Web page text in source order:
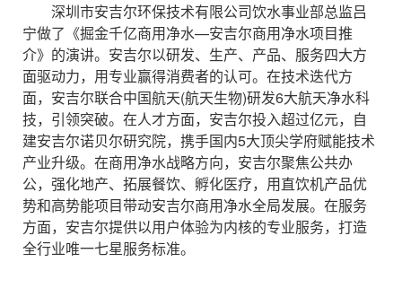
深圳市安吉尔环保技术有限公司饮水事业部总监吕
宁做了《掘金千亿商用净水—安吉尔商用净水项目推
介》的演讲。安吉尔以研发、生产、产品、服务四大方
面驱动力，用专业赢得消费者的认可。在技术迭代方
面，安吉尔联合中国航天(航天生物)研发6大航天净水科
技，引领突破。在人才方面，安吉尔投入超过亿元，自
建安吉尔诺贝尔研究院，携手国内5大顶尖学府赋能技术
产业升级。在商用净水战略方向，安吉尔聚焦公共办
公，强化地产、拓展餐饮、孵化医疗，用直饮机产品优
势和高势能项目带动安吉尔商用净水全局发展。在服务
方面，安吉尔提供以用户体验为内核的专业服务，打造
全行业唯一七星服务标准。